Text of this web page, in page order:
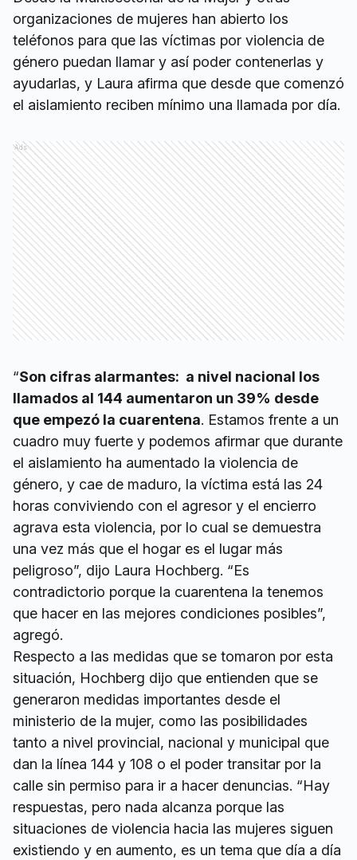
organizaciones de mujeres han abierto los
teléfonos para que las víctimas por violencia de
género puedan llamar y así poder contenerlas y
ayudarlas, y Laura afirma que desde que comenzó
el aislamiento reciben mínimo una llamada por día.
Ads
“Son cifras alarmantes: a nivel nacional los
llamados al 144 aumentaron un 39% desde
que empezó la cuarentena. Estamos frente a un
cuadro muy fuerte y podemos afirmar que durante
el aislamiento ha aumentado la violencia de
género, y cae de maduro, la víctima está las 24
horas conviviendo con el agresor y el encierro
agrava esta violencia, por lo cual se demuestra
una vez más que el hogar es el lugar más
peligroso”, dijo Laura Hochberg. “Es
contradictorio porque la cuarentena la tenemos
que hacer en las mejores condiciones posibles”,
agregó.
Respecto a las medidas que se tomaron por esta
situación, Hochberg dijo que entienden que se
generaron medidas importantes desde el
ministerio de la mujer, como las posibilidades
tanto a nivel provincial, nacional y municipal que
dan la línea 144 y 108 o el poder transitar por la
calle sin permiso para ir a hacer denuncias. “Hay
respuestas, pero nada alcanza porque las
situaciones de violencia hacia las mujeres siguen
existiendo y en aumento, es un tema que día a día